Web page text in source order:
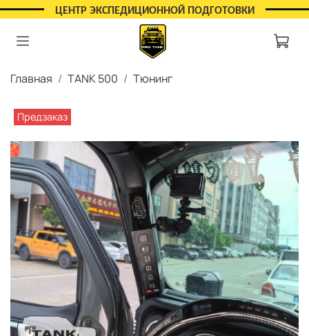
ЦЕНТР ЭКСПЕДИЦИОННОЙ ПОДГОТОВКИ
Главная TANK 500 Тюнинг
Предзаказ